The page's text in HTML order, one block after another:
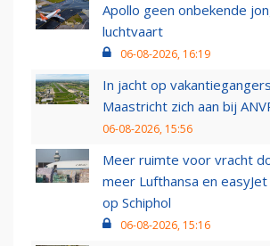
Apollo geen onbekende
luchtvaart
06-08-2026, 16:19
In jacht op
Maastricht zich aan bij
06-08-2026, 15:56
Meer ruimte voor vracht
meer Lufthansa en
op Schiphol
06-08-2026, 15:16